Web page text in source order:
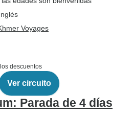
Voyages
descuentos
Ver circuito
Parada de 4 días